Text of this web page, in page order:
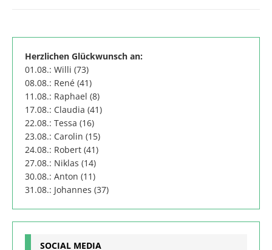
Herzlichen Glückwunsch an:
01.08.: Willi (73)
08.08.: René (41)
11.08.: Raphael (8)
17.08.: Claudia (41)
22.08.: Tessa (16)
23.08.: Carolin (15)
24.08.: Robert (41)
27.08.: Niklas (14)
30.08.: Anton (11)
31.08.: Johannes (37)
SOCIAL MEDIA